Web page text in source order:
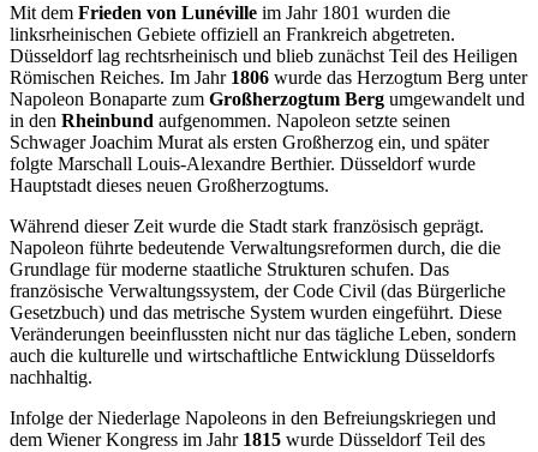
Mit dem Frieden von Lunéville im Jahr 1801 wurden die
linksrheinischen Gebiete offiziell an Frankreich abgetreten.
Düsseldorf lag rechtsrheinisch und blieb zunächst Teil des Heiligen
Römischen Reiches. Im Jahr 1806 wurde das Herzogtum Berg unter
Napoleon Bonaparte zum Großherzogtum Berg umgewandelt und
in den Rheinbund aufgenommen. Napoleon setzte seinen
Schwager Joachim Murat als ersten Großherzog ein, und später
folgte Marschall Louis-Alexandre Berthier. Düsseldorf wurde
Hauptstadt dieses neuen Großherzogtums.
Während dieser Zeit wurde die Stadt stark französisch geprägt.
Napoleon führte bedeutende Verwaltungsreformen durch, die die
Grundlage für moderne staatliche Strukturen schufen. Das
französische Verwaltungssystem, der Code Civil (das Bürgerliche
Gesetzbuch) und das metrische System wurden eingeführt. Diese
Veränderungen beeinflussten nicht nur das tägliche Leben, sondern
auch die kulturelle und wirtschaftliche Entwicklung Düsseldorfs
nachhaltig.
Infolge der Niederlage Napoleons in den Befreiungskriegen und
dem Wiener Kongress im Jahr 1815 wurde Düsseldorf Teil des